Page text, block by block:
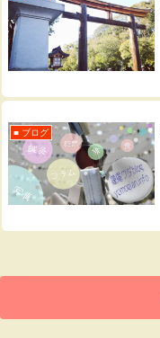
■ ブログ